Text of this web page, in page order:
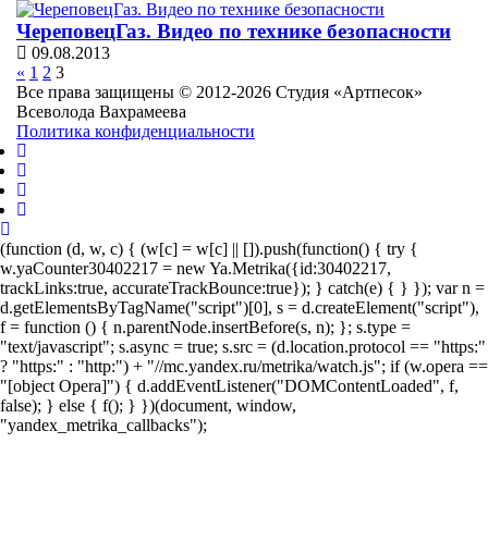
ЧереповецГаз. Видео по технике безопасности
09.08.2013
« 1 2 3
Все права защищены © 2012-2026 Студия «Артпесок»
Всеволода Вахрамеева
Политика конфиденциальности
(function (d, w, c) { (w[c] = w[c] || []).push(function() { try {
w.yaCounter30402217 = new Ya.Metrika({id:30402217,
trackLinks:true, accurateTrackBounce:true}); } catch(e) { } }); var n =
d.getElementsByTagName("script")[0], s = d.createElement("script"),
f = function () { n.parentNode.insertBefore(s, n); }; s.type =
"text/javascript"; s.async = true; s.src = (d.location.protocol == "https:"
? "https:" : "http:") + "//mc.yandex.ru/metrika/watch.js"; if (w.opera ==
"[object Opera]") { d.addEventListener("DOMContentLoaded", f,
false); } else { f(); } })(document, window,
"yandex_metrika_callbacks");